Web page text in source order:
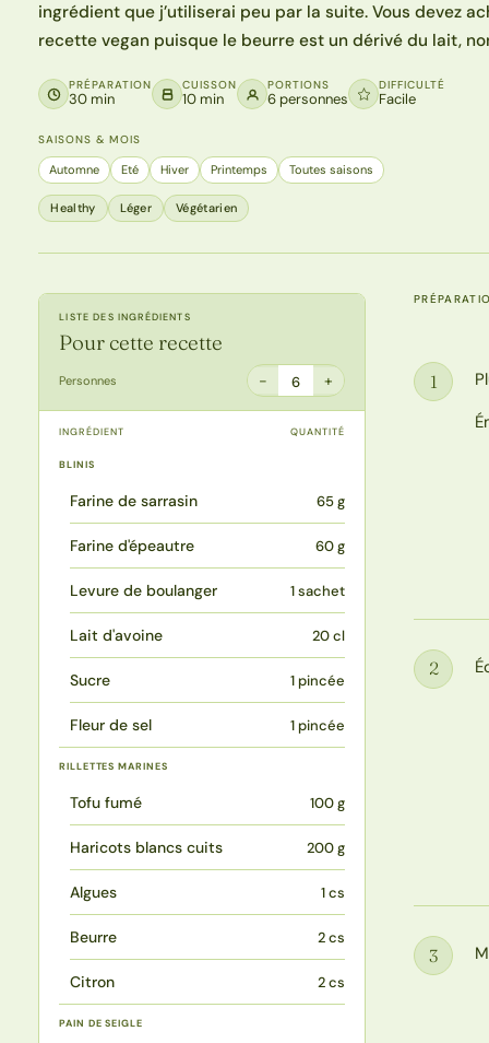
ingrédient que j’utiliserai peu par la suite. Vous devez
recette vegan puisque le beurre est un dérivé du lait,
PRÉPARATION
30 min
CUISSON
10 min
PORTIONS
6 personnes
DIFFICULTÉ
Facile
SAISONS & MOIS
Automne Eté Hiver Printemps Toutes saisons
Healthy Léger Végétarien
LISTE DES INGRÉDIENTS
Pour cette recette
Personnes − 6 +
INGRÉDIENT QUANTITÉ
BLINIS
Farine de sarrasin 65 g
Farine d'épeautre 60 g
Levure de boulanger 1 sachet
Lait d'avoine 20 cl
Sucre 1 pincée
Fleur de sel 1 pincée
RILLETTES MARINES
Tofu fumé 100 g
Haricots blancs cuits 200 g
Algues 1 cs
Beurre 2 cs
Citron 2 cs
PAIN DE SEIGLE
Étape
1
Étape
2
Étape
3